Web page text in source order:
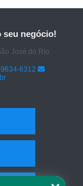
seu negócio!
José do Rio
6312